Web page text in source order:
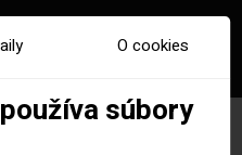
O cookies
súbory